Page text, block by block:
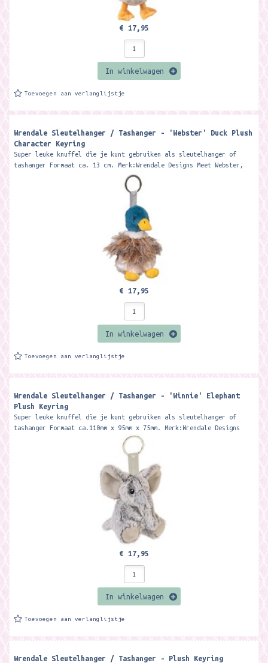
€ 17,95
In winkelwagen
Toevoegen aan verlanglijstje
Wrendale Sleutelhanger / Tashanger - 'Webster' Duck Plush
Character Keyring
Super leuke knuffel die je kunt gebruiken als sleutelhanger of
tashanger Formaat ca. 13 cm. Merk:Wrendale Designs Meet Webster,
€ 17,95
In winkelwagen
Toevoegen aan verlanglijstje
Wrendale Sleutelhanger / Tashanger - 'Winnie' Elephant
Plush Keyring
Super leuke knuffel die je kunt gebruiken als sleutelhanger of
tashanger Formaat ca.110mm x 95mm x 75mm. Merk:Wrendale Designs
€ 17,95
In winkelwagen
Toevoegen aan verlanglijstje
Wrendale Sleutelhanger / Tashanger - Plush Keyring